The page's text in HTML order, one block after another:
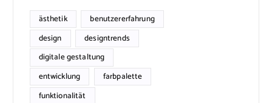
ästhetik
benutzererfahrung
design
designtrends
digitale gestaltung
entwicklung
farbpalette
funktionalität